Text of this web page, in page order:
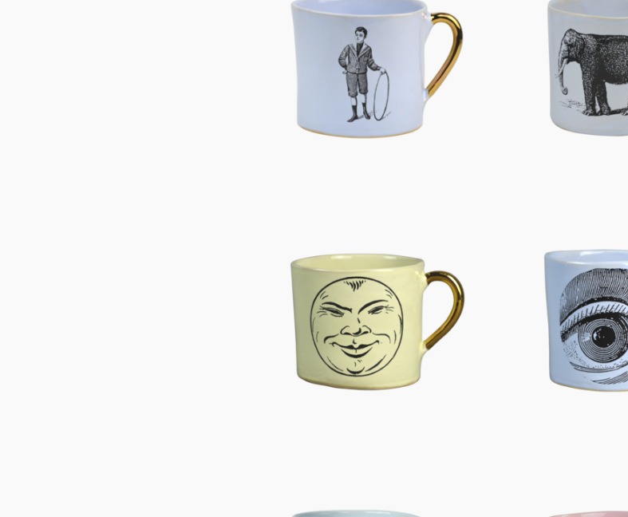
Figuren
Berliner Duft
Einzelstücke